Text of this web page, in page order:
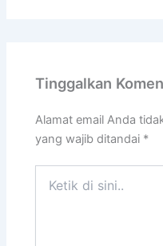
Tinggalkan
Alamat email Anda
yang wajib ditandai *